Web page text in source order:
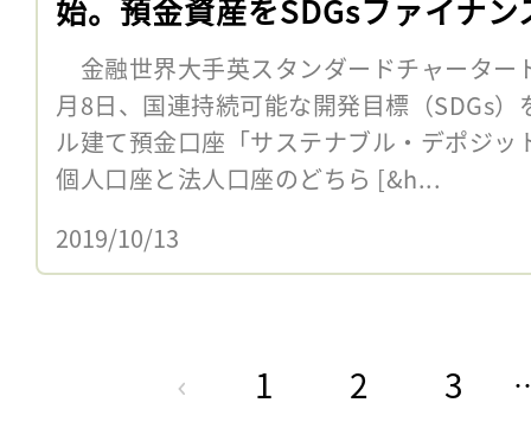
始。預金資産をSDGsファイナン
限定
金融世界大手英スタンダードチャーター
月8日、国連持続可能な開発目標（SDGs
ル建て預金口座「サステナブル・デポジ
個人口座と法人口座のどちら [&h...
2019/10/13
1 2 3